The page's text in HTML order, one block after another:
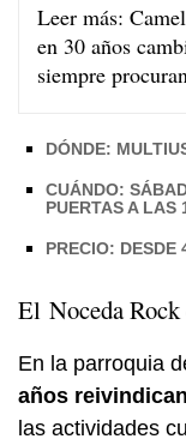
Leer más:
en 30 años
siempre
DÓNDE:
CUÁNDO:
PUERTAS A LAS
PRECIO: DESDE
El Noceda Rock
En la parroquia
años
las actividades